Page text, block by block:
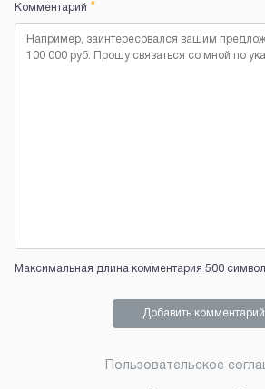
Комментарий *
Максимальная длина комментария 500
Добавить комментарий
Пользовательское